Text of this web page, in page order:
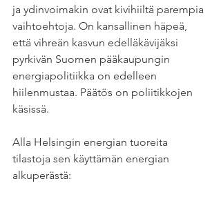
ja ydinvoimakin ovat kivihiiltä parempia
vaihtoehtoja. On kansallinen häpeä,
että vihreän kasvun edelläkävijäksi
pyrkivän Suomen pääkaupungin
energiapolitiikka on edelleen
hiilenmustaa. Päätös on poliitikkojen
käsissä.
Alla Helsingin energian tuoreita
tilastoja sen käyttämän energian
alkuperästä: